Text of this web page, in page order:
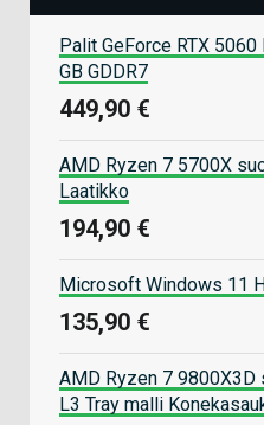
Palit GeForce RTX
GB GDDR7
449,90 €
AMD Ryzen 7 5700X
Laatikko
194,90 €
Microsoft Windows 11
135,90 €
AMD Ryzen 7 9800X3D
L3 Tray malli